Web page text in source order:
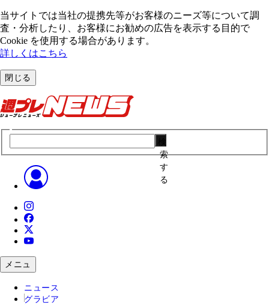
当サイトでは当社の提携先等がお客様のニーズ等について調
査・分析したり、お客様にお勧めの広告を表⽰する⽬的で
Cookie を使⽤する場合があります。
詳しくはこちら
閉じる
索
す
る
メニュ
ニュース
グラビア